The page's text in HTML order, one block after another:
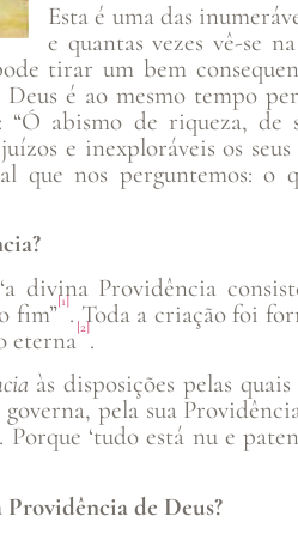
Esta é uma das
e quantas vezes vê-se
tirar um bem
é ao mesmo tempo
“Ó abismo de riqueza,
e inexploráveis os
que nos perguntemos:
divina Providência
fim”[1]. Toda a criação foi
eterna[2].
às disposições pelas
governa, pela sua
Porque ‘tudo está nu e
de Deus?